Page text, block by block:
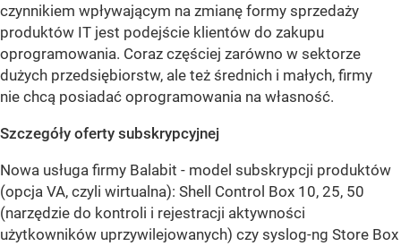
czynnikiem wpływającym na zmianę formy sprzedaży
produktów IT jest podejście klientów do zakupu
oprogramowania. Coraz częściej zarówno w sektorze
dużych przedsiębiorstw, ale też średnich i małych, firmy
nie chcą posiadać oprogramowania na własność.
Szczegóły oferty subskrypcyjnej
Nowa usługa firmy Balabit - model subskrypcji produktów
(opcja VA, czyli wirtualna): Shell Control Box 10, 25, 50
(narzędzie do kontroli i rejestracji aktywności
użytkowników uprzywilejowanych) czy syslog-ng Store Box